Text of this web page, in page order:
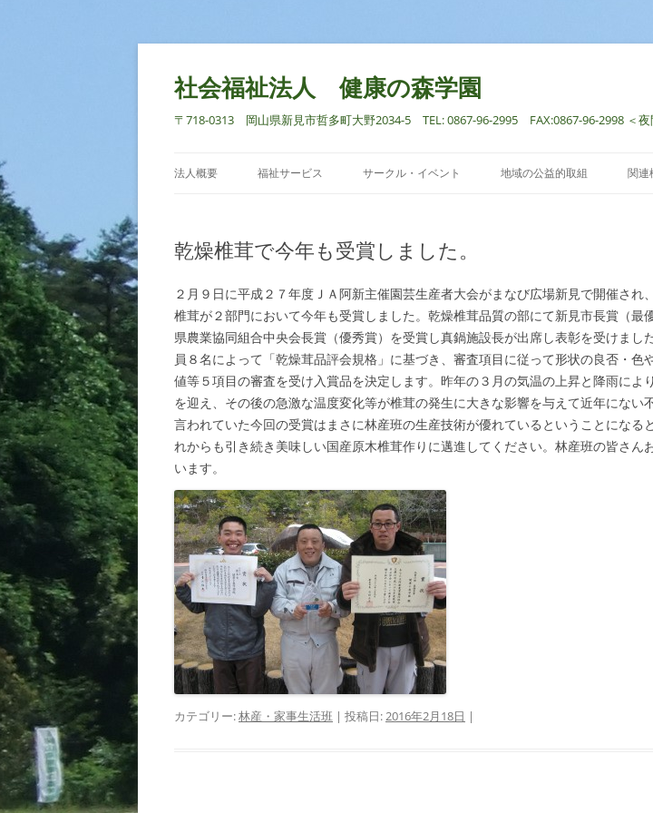
社会福祉法人 健康の森学園
〒718-0313 岡山県新見市哲多町大野2034-5 TEL: 0867-96-2995 FAX:0867-96-2998 ＜夜
法人概要 福祉サービス サークル・イベント 地域の公益的取組 関連
乾燥椎茸で今年も受賞しました。
２月９日に平成２７年度ＪＡ阿新主催園芸生産者大会がまなび広場新見で開催され
椎茸が２部門において今年も受賞しました。乾燥椎茸品質の部にて新見市長賞（最
県農業協同組合中央会長賞（優秀賞）を受賞し真鍋施設長が出席し表彰を受けまし
員８名によって「乾燥茸品評会規格」に基づき、審査項目に従って形状の良否・色
値等５項目の審査を受け入賞品を決定します。昨年の３月の気温の上昇と降雨によ
を迎え、その後の急激な温度変化等が椎茸の発生に大きな影響を与えて近年にない
言われていた今回の受賞はまさに林産班の生産技術が優れているということになる
れからも引き続き美味しい国産原木椎茸作りに邁進してください。林産班の皆さん
います。
カテゴリー:林産・家事生活班 | 投稿日:2016年2月18日 |